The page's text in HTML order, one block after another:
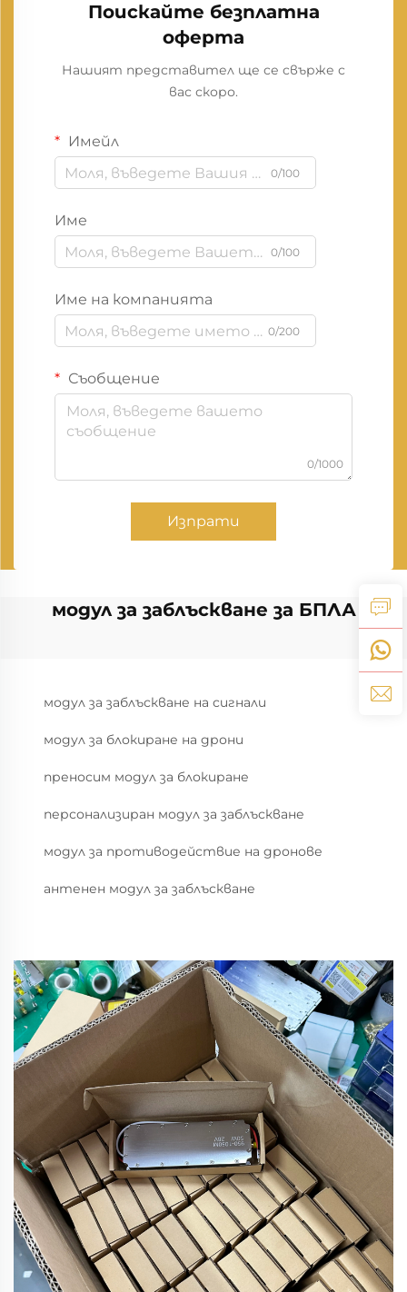
Поискайте безплатна
оферта
Нашият представител ще се свърже с
вас скоро.
Имейл
0/100
Име
0/100
Име на компанията
0/200
Съобщение
0/1000
Изпрати
модул за заблъскване за БПЛА
модул за заблъскване на сигнали
модул за блокиране на дрони
преносим модул за блокиране
персонализиран модул за заблъскване
модул за противодействие на дронове
антенен модул за заблъскване